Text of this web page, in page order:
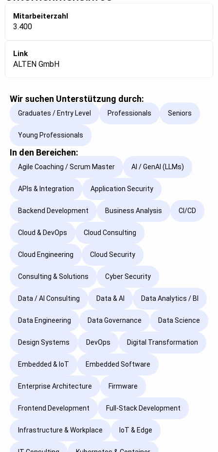
Mitarbeiterzahl
3.400
Link
ALTEN GmbH
Wir suchen Unterstützung durch:
Graduates / Entry Level Professionals Seniors
Young Professionals
In den Bereichen:
Agile Coaching / Scrum Master AI / GenAI (LLMs)
APIs & Integration Application Security
Backend Development Business Analysis CI/CD
Cloud & DevOps Cloud Consulting
Cloud Engineering Cloud Security
Consulting & Solutions Cyber Security
Data / AI Consulting Data & AI Data Analytics / BI
Data Engineering Data Governance Data Science
Design Systems DevOps Digital Transformation
Embedded & IoT Embedded Software
Enterprise Architecture Firmware
Frontend Development Full-Stack Development
Infrastructure & Workplace IoT & Edge